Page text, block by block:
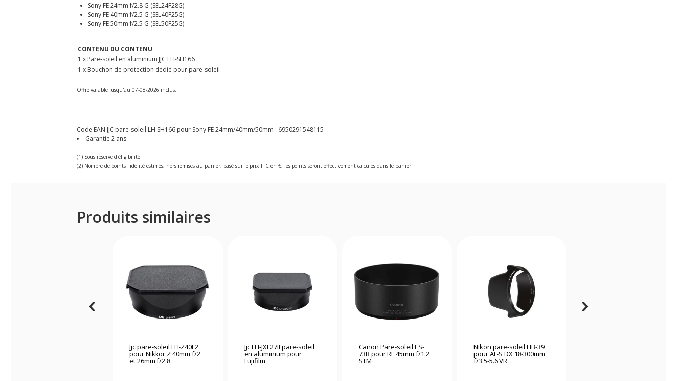
Sony FE 24mm f/2.8 G (SEL24F28G)
Sony FE 40mm f/2.5 G (SEL40F25G)
Sony FE 50mm f/2.5 G (SEL50F25G)
CONTENU DU CONTENU
1 x Pare-soleil en aluminium JJC LH-SH166
1 x Bouchon de protection dédié pour pare-soleil
Offre valable jusqu'au 07-08-2026 inclus.
Code EAN JJC pare-soleil LH-SH166 pour Sony FE 24mm/40mm/50mm : 6950291548115
Garantie 2 ans
(1) Sous réserve d'éligibilité.
(2) Nombre de points Fidélité estimés, hors remises au panier, basé sur le prix TTC en €, les points seront effectivement calculés dans le panier.
Produits similaires
Jjc pare-soleil LH-Z40F2
pour Nikkor Z 40mm f/2
et 26mm f/2.8
Jjc LH-JXF27II pare-soleil
en aluminium pour
Fujifilm
Canon Pare-soleil ES-
73B pour RF 45mm f/1.2
STM
Nikon pare-soleil HB-39
pour AF-S DX 18-300mm
f/3.5-5.6 VR